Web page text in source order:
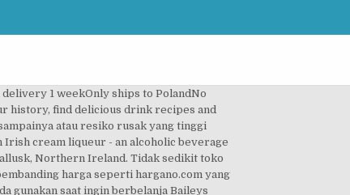
and spirits across online stores, Popularity relative to other wines, spirits and beers, Baileys The Original Irish Cream Orange Truffle Flavour Liqueur, Baileys The Original Irish Cream Liqueur with Ceramic Bowls, Baileys The Original Irish Cream Liqueur with Glasses. Baileys Irish Cream (liqor) Baileys atau Baileys Irish Cream adalah minuman beralkohol yang dibuat dari wiski Irlandia, krim, gula dan kakao. dilain sisi pembayaran via transfer bank juga dilengkapi bukti yang kuat untuk digunakan jika terjadi hal yang buruk. Anda bisa mencarinya di situs marketplace seperti Bukalapak, Tokopedia, atau situs yang sejenis. Free shipping in Switzerland over 80 CHF. Untuk mendapatkan informasi lebih lanjut tentang Baileys Irish Cream terbaik yang berkualitas dan juga diskon yang ditawarkan atau gambar Baileys Irish Cream lebih banyak silahkan mengunjungi website sumber. Anda bisa mencari produk ini di Toko Online yang mungkin jual Minuman Baileys. Kini, hanya dengan smartphone, laptop atau komputer Anda bisa membeli Baileys Irish Cream melalui toko online yang sudah banyak di Indonesia seperti Lazada, Bhinneka, Blibli, Tokopedia, Dinomarket, Bukalapak atau toko online terpercaya lainnya. Baileys atau Baileys Irish Cream adalah minuman beralkohol yang dibuat dari wiski Irlandia, krim, gula dan kakao. Baileys Irish Cream. 510,000. Dengan packing yang benar tidak asal asalan + buble wrap dan asuransi, barang Anda akan aman tidak rusak saat dikirimkan hingga sampai tangan. Sehingga Anda tak perlu lagi cek harga Baileys Irish Cream di semua toko online satu per satu. Karena pada toko online kita tidak bisa melihat Baileys Irish Cream secara langsung. 750ML, Irish Cream Liqueur, Ireland. Standard delivery 1 weekOnly ships to GermanyNo minimum order. The following description refers to the beverages produced in the Republic of Ireland. Penjual Baileys Irish Cream yang sudah memiliki reputasi bagus dan menjual banyak barang belum tentu akan memberikan pelayanan yang baik juga seperti fast respon dan bergaransi. VIBE, Baileys dan Johnnie Walker terkenal dengan produk-produknya yang akan membuat para konsumen menyukainya. Bagi Anda yang menghargai copyright dan suka dengan produk yang asli bisa membeli Baileys Irish Cream original dengan harga yang agak mahal. It has a declared alcohol content of 17% by volume. Oleh karenanya tips ini penting bagi Anda untuk mendapatkan Baileys Irish Cream y